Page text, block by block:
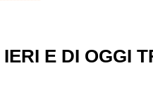
E DI OGGI